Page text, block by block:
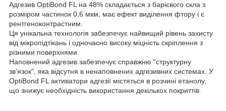
Адгезив OptiBond FL на 48% складається з барієвого скла з
розміром частинок 0,6 мкм, має ефект виділення фтору і є
рентгеноконтрастним.
Ця унікальна технологія забезпечує найвищий рівень захисту
від мікропідтікань і одночасно високу міцність скріплення з
різними поверхнями.
Наповнений адгезив забезпечує справжню "структурну
зв'язок", яка відсутня в ненаповнених адгезивних системах. У
OptiBond FL активатори адгезії містяться в розчині етанолу,
що знижує необхідність використання декількох покриттів.